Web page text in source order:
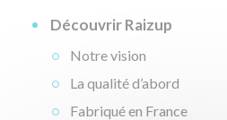
Découvrir Raizup
Notre vision
La qualité d’abord
Fabriqué en France